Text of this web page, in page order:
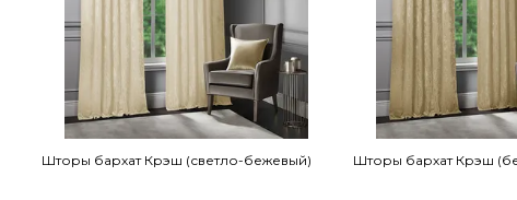
Шторы бархат Крэш (светло-бежевый) Шторы бархат Крэш